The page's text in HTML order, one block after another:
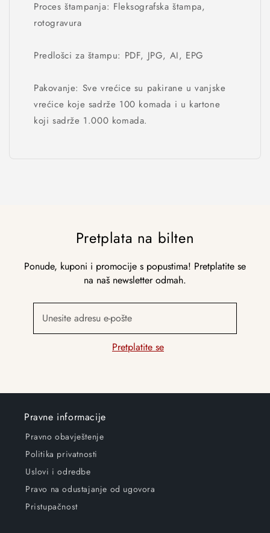
Proces štampanja: Fleksografska štampa,
rotogravura
Predlošci za štampu: PDF, JPG, AI, EPG
Pakovanje: Sve vrećice su pakirane u vanjske
vrećice koje sadrže 100 komada i u kartone
koji sadrže 1.000 komada.
Pretplata na bilten
Ponude, kuponi i promocije s popustima! Pretplatite se
na naš newsletter odmah.
Unesite adresu e-pošte
Pretplatite se
Pravne informacije
Pravno obavještenje
Politika privatnosti
Uslovi i odredbe
Pravo na odustajanje od ugovora
Pristupačnost